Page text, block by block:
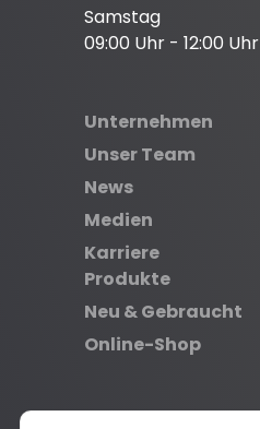
Samstag
09:00 Uhr - 12:00 Uhr
Unternehmen
Unser Team
News
Medien
Karriere
Produkte
Neu & Gebraucht
Online-Shop